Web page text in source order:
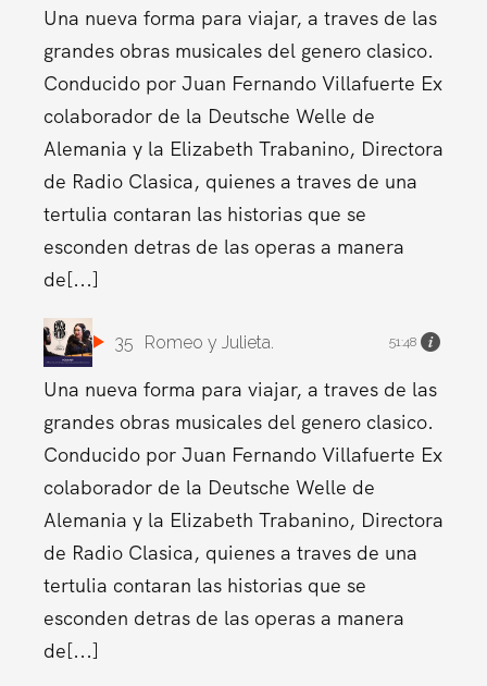
Una nueva forma para viajar, a traves de las
grandes obras musicales del genero clasico.
Conducido por Juan Fernando Villafuerte Ex
colaborador de la Deutsche Welle de
Alemania y la Elizabeth Trabanino, Directora
de Radio Clasica, quienes a traves de una
tertulia contaran las historias que se
esconden detras de las operas a manera
de[...]
35 Romeo y Julieta. 51:48
Una nueva forma para viajar, a traves de las
grandes obras musicales del genero clasico.
Conducido por Juan Fernando Villafuerte Ex
colaborador de la Deutsche Welle de
Alemania y la Elizabeth Trabanino, Directora
de Radio Clasica, quienes a traves de una
tertulia contaran las historias que se
esconden detras de las operas a manera
de[...]